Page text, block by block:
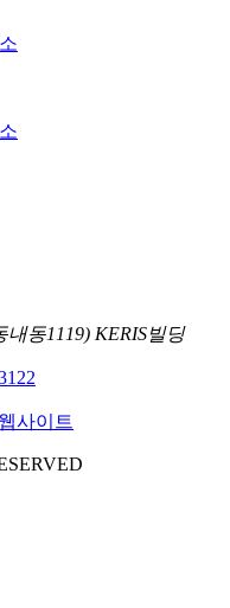
동1119) KERIS빌딩